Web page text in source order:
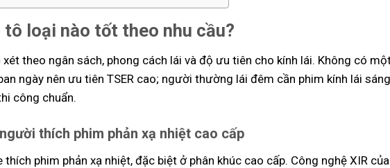
loại nào tốt theo nhu cầu?
theo ngân sách, phong cách lái và độ ưu tiên cho kính lái. Không có
ngày nên ưu tiên TSER cao; người thường lái đêm cần phim kính lái
công chuẩn.
thích phim phản xạ nhiệt cao cấp
thích phim phản xạ nhiệt, đặc biệt ở phân khúc cao cấp. Công nghệ XIR